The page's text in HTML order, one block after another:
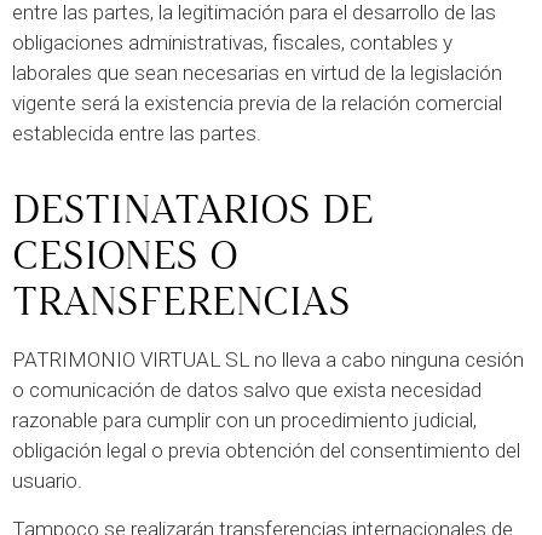
entre las partes, la legitimación para el desarrollo de las
obligaciones administrativas, fiscales, contables y
laborales que sean necesarias en virtud de la legislación
vigente será la existencia previa de la relación comercial
establecida entre las partes.
DESTINATARIOS DE
CESIONES O
TRANSFERENCIAS
PATRIMONIO VIRTUAL SL no lleva a cabo ninguna cesión
o comunicación de datos salvo que exista necesidad
razonable para cumplir con un procedimiento judicial,
obligación legal o previa obtención del consentimiento del
usuario.
Tampoco se realizarán transferencias internacionales de